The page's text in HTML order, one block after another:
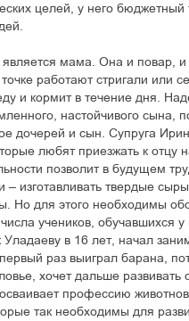
целей, у него
мама. Она и повар, и
работают стригали или
и кормит в течение дня.
настойчивого сына,
дочерей и сын. Супруга
любят приезжать к отцу
позволит в будущем
– изготавливать твердые
Но для этого необходимы
учеников, обучавшихся у
в 16 лет, начал
раз выиграл барана,
хочет дальше развивать
профессию
так необходимы для